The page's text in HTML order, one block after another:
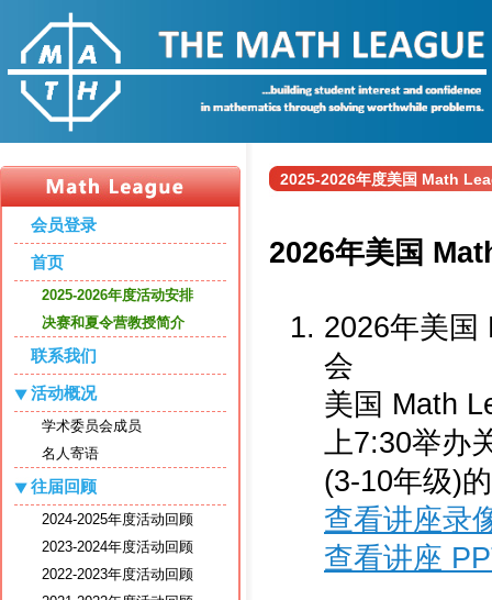
会员登录
首页
2025-2026年度活动安排
决赛和夏令营教授简介
联系我们
活动概况
学术委员会成员
名人寄语
往届回顾
2024-2025年度活动回顾
2023-2024年度活动回顾
2022-2023年度活动回顾
2025-2026年度美国 Math
2026年美国
2026年美国
会
美国 Math
上7:30举
(3-10年级)
查看讲座录
查看讲座